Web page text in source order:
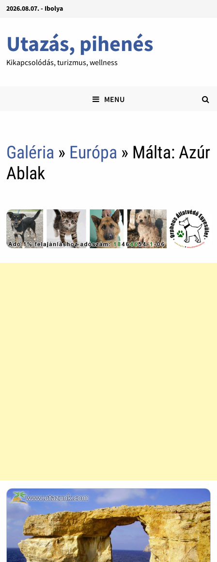
2026.08.07. - Ibolya
Utazás, pihenés
Kikapcsolódás, turizmus, wellness
MENU
Galéria » Európa » Málta: Azúr
Ablak